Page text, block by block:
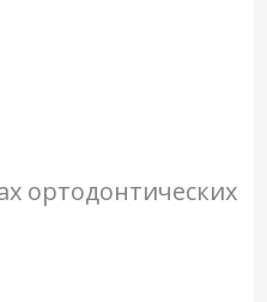
ортодонтических